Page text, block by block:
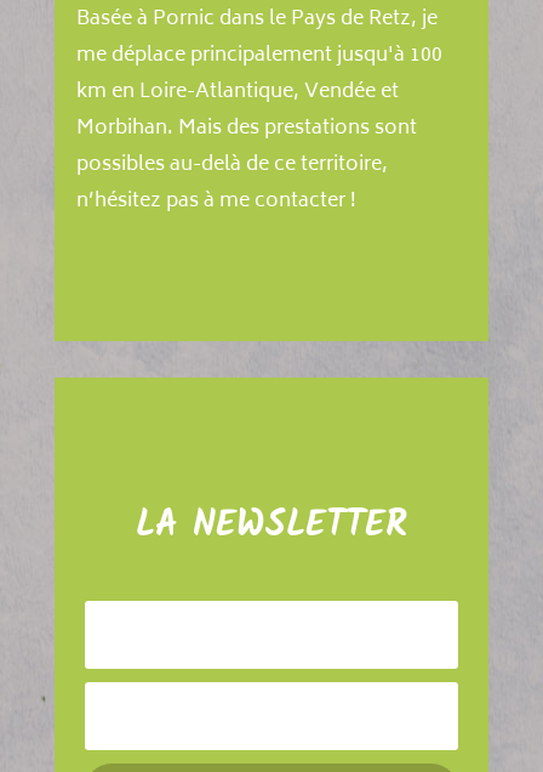
Basée à Pornic dans le Pays de Retz, je
me déplace principalement jusqu'à 100
km en Loire-Atlantique, Vendée et
Morbihan. Mais des prestations sont
possibles au-delà de ce territoire,
n’hésitez pas à me contacter !
LA NEWSLETTER